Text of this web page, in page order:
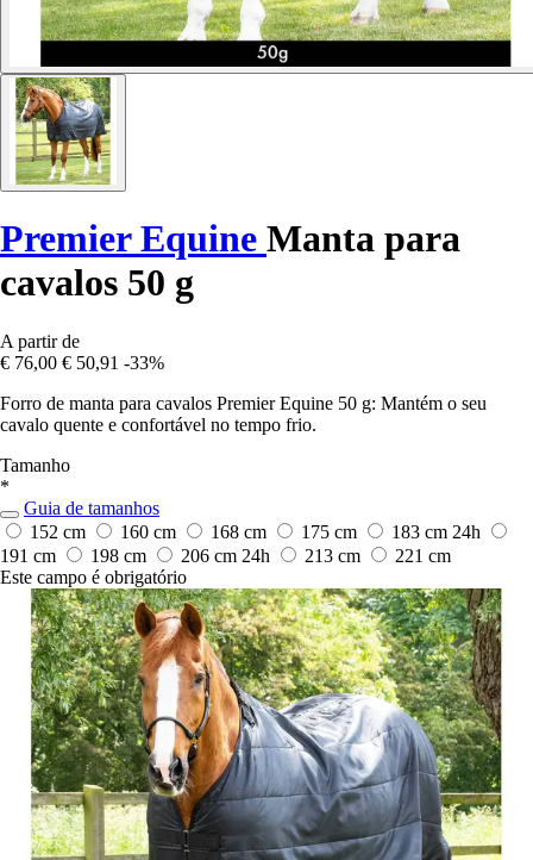
Premier Equine Manta para
cavalos 50 g
A partir de
€ 76,00 € 50,91 -33%
Forro de manta para cavalos Premier Equine 50 g: Mantém o seu
cavalo quente e confortável no tempo frio.
Tamanho
*
Guia de tamanhos
152 cm
160 cm 168 cm 175 cm 183 cm 24h
191 cm
198 cm 206 cm 24h 213 cm
221 cm
Este campo é obrigatório